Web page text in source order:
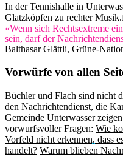
In der Tennishalle in
Glatzköpfen zu rechter Musik.
«Wenn sich Rechtsextreme
sein, darf der
Balthasar Glättli, Grüne-
Vorwürfe von allen
Büchler und Flach sind nicht
den Nachrichtendienst, die
Gemeinde Unterwasser
vorwurfsvoller Fragen: Wie
Vorfeld nicht erkennen, dass
handelt? Warum blieben